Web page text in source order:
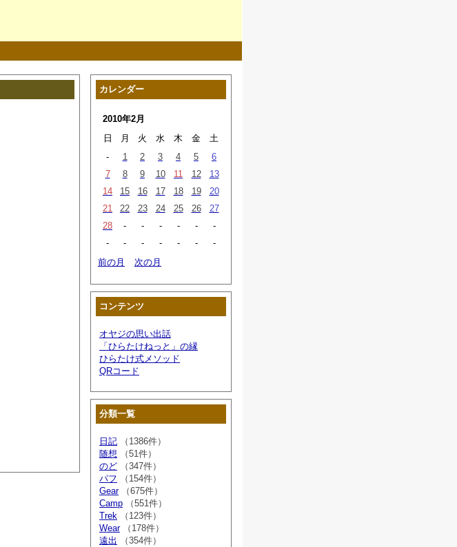
カレンダー
2010年2月
日
月 火 水 木 金
土
-
1 2 3 4 5
6
7
8 9 10 11 12
13
14
15 16 17 18 19
20
21
22 23 24 25 26
27
28
- - - - -
-
-
- - - - -
-
前の月
次の月
コンテンツ
オヤジの思い出話
「ひらたけねっと」の縁
ひらたけ式メソッド
QRコード
分類一覧
日記 （1386件）
随想 （51件）
のど （347件）
パフ （154件）
Gear（675件）
Camp （551件）
Trek （123件）
Wear（178件）
遠出
（354件）